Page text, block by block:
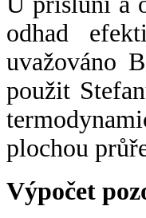
odhad
uvažováno
použit
plochou
Výpočet